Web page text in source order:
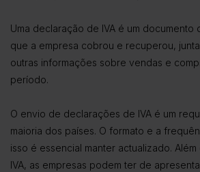
Uma declaração de IVA é um documento
que a empresa cobrou e recuperou,
outras informações sobre vendas e
período.
O envio de declarações de IVA é um
maioria dos países. O formato e a
isso é essencial manter actualizado.
IVA, as empresas podem ter de